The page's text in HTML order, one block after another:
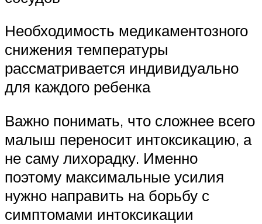
Необходимость медикаментозного
снижения температуры
рассматривается индивидуально
для каждого ребенка
Важно понимать, что сложнее всего
малыш переносит интоксикацию, а
не саму лихорадку. Именно
поэтому максимальные усилия
нужно направить на борьбу с
симптомами интоксикации